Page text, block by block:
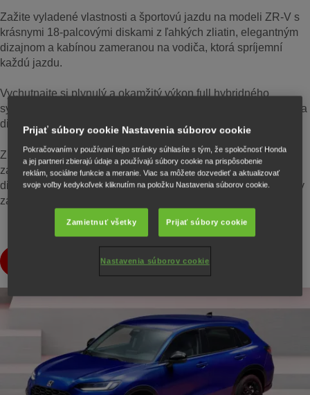
Zažite vyladené vlastnosti a športovú jazdu na modeli ZR-V s
krásnymi 18-palcovými diskami z ľahkých zliatin, elegantným
dizajnom a kabínou zameranou na vodiča, ktorá spríjemní
každú jazdu.
Vychutnajte si plynulý a okamžitý výkon full hybridného
systému – dokonalú rovnováhu agility a pohodlia v meste aj na
diaľnici.
ZR-V má nadštandardné prvky výbavy a to preto, aby na vás
zapôsobil, s panoramatickou otvárateľnou strechou, head-up
displejom a vynikajúcimi reproduktormi Bose. Jednotlivé prvky
závisia od zvolenej výbavy.
Prijať súbory cookie Nastavenia súborov cookie
Pokračovaním v používaní tejto stránky súhlasíte s tým, že spoločnosť Honda
a jej partneri zbierajú údaje a používajú súbory cookie na prispôsobenie
reklám, sociálne funkcie a meranie. Viac sa môžete dozvedieť a aktualizovať
svoje voľby kedykoľvek kliknutím na položku Nastavenia súborov cookie.
Zamietnuť všetky Prijať súbory cookie
Nastavenia súborov cookie